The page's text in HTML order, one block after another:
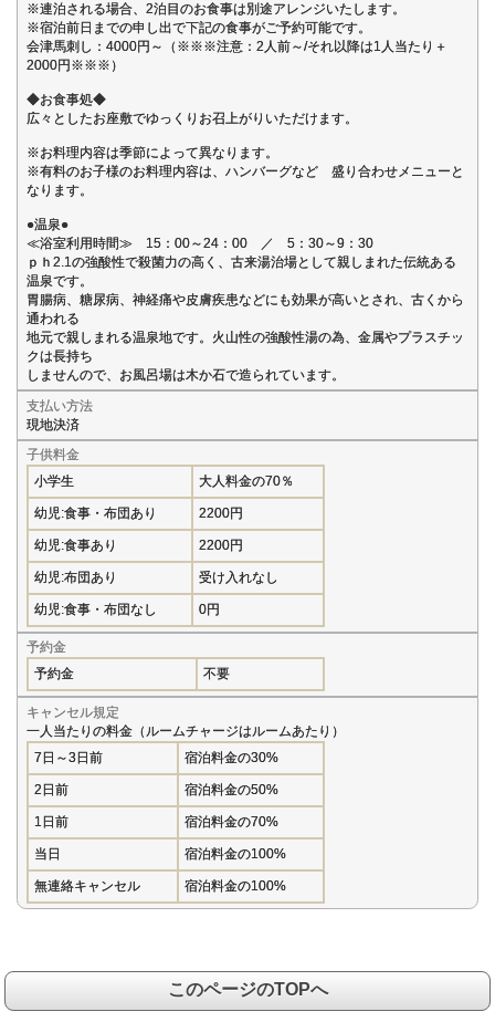
※連泊される場合、2泊目のお食事は別途アレンジいたします。
※宿泊前日までの申し出で下記の食事がご予約可能です。
会津馬刺し：4000円～（※※※注意：2人前～/それ以降は1人当たり＋
2000円※※※）
◆お食事処◆
広々としたお座敷でゆっくりお召上がりいただけます。
※お料理内容は季節によって異なります。
※有料のお子様のお料理内容は、ハンバーグなど 盛り合わせメニューと
なります。
●温泉●
≪浴室利用時間≫ 15：00～24：00 ／ 5：30～9：30
ｐｈ2.1の強酸性で殺菌力の高く、古来湯治場として親しまれた伝統ある
温泉です。
胃腸病、糖尿病、神経痛や皮膚疾患などにも効果が高いとされ、古くから
通われる
地元で親しまれる温泉地です。火山性の強酸性湯の為、金属やプラスチッ
クは長持ち
しませんので、お風呂場は木か石で造られています。
支払い方法
現地決済
子供料金
小学生
大人料金の70％
幼児:食事・布団あり 2200円
幼児:食事あり 2200円
幼児:布団あり 受け入れなし
幼児:食事・布団なし 0円
予約金
予約金
不要
キャンセル規定
一人当たりの料金（ルームチャージはルームあたり）
7日～3日前
宿泊料金の30%
2日前 宿泊料金の50%
1日前 宿泊料金の70%
当日 宿泊料金の100%
無連絡キャンセル 宿泊料金の100%
このページのTOPへ